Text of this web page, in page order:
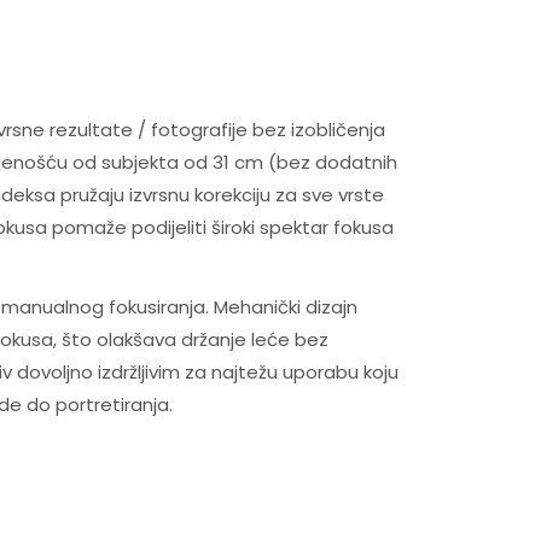
rezultate / fotografije bez izobličenja
od subjekta od 31 cm (bez dodatnih
pružaju izvrsnu korekciju za sve vrste
pomaže podijeliti široki spektar fokusa
fokusiranja. Mehanički dizajn
što olakšava držanje leće bez
izdržljivim za najtežu uporabu koju
do portretiranja.